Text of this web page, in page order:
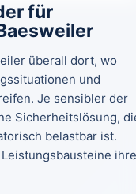
für
überall dort, wo
und
Je sensibler der
Sicherheitslösung,
belastbar ist.
ihre